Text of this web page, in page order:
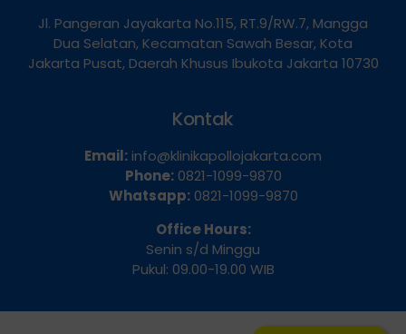
Jl. Pangeran Jayakarta No.115, RT.9/RW.7, Mangga
Dua Selatan, Kecamatan Sawah Besar, Kota
Jakarta Pusat, Daerah Khusus Ibukota Jakarta 10730
Kontak
Email: info@klinikapollojakarta.com
Phone:0821-1099-9870
Whatsapp:0821-1099-9870
Office Hours:
Senin s/d Minggu
Pukul: 09.00-19.00 WIB